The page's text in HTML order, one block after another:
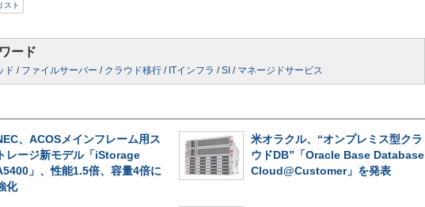
スト
ード
ド / ファイルサーバー / クラウド移行 / ITインフラ /SI / マネージドサービス
、ACOSメインフレーム用ス
トレージ新モデル「iStorage
」、性能1.5倍、容量4倍に
化
米オラクル、“オンプレミス型クラ
ウドDB”「Oracle Base Database
Cloud@Customer」を発表